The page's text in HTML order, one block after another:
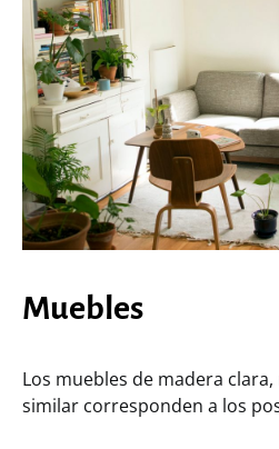
Muebles
Los muebles de madera
similar corresponden a los